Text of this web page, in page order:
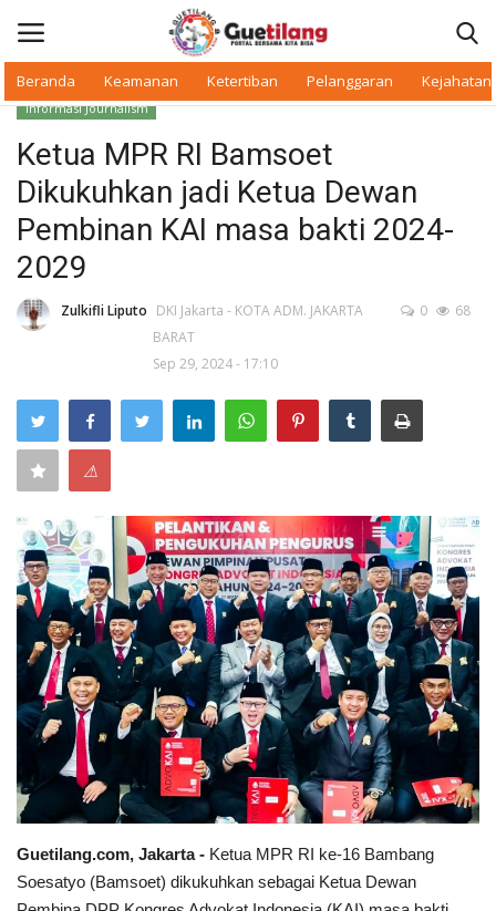
Beranda Keamanan Ketertiban Pelanggaran Kejahatan
Beranda
Daerah
Makan Bergizi
Pelanggaran
Ketertiban
Keamanan
Kejahatan
Cybers Event
UMKM & Ekonomi Kreatif
Pekerja Migran Indonesia
Ekonomi
Pendidikan
Informasi Journalism
Ketua MPR RI Bamsoet
Dikukuhkan jadi Ketua Dewan
Pembinan KAI masa bakti 2024-
2029
Zulkifli Liputo DKI Jakarta - KOTA ADM. JAKARTA
BARAT
Sep 29, 2024 - 17:10
0 68
⚠
Guetilang.com, Jakarta - Ketua MPR RI ke-16 Bambang
Soesatyo (Bamsoet) dikukuhkan sebagai Ketua Dewan